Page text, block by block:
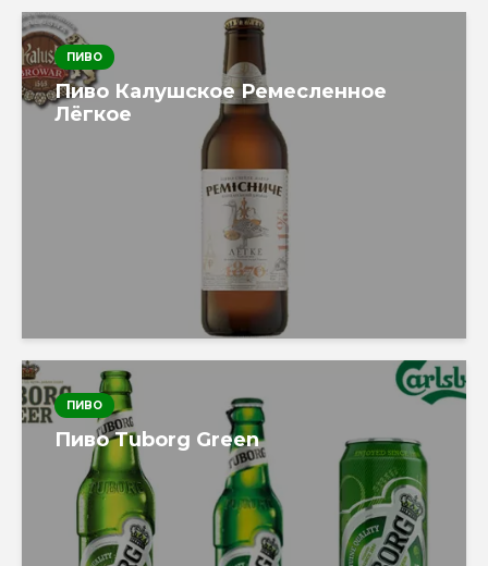
ПИВО
Пиво Калушское Ремесленное
Лёгкое
ПИВО
Пиво Tuborg Green